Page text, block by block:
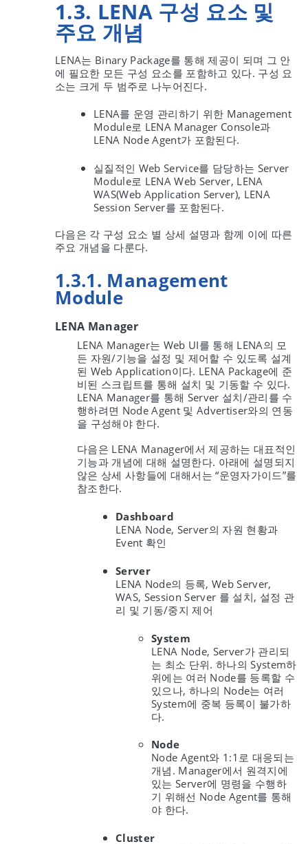
1.3. LENA 구성 요소 및
주요 개념
LENA는 Binary Package를 통해 제공이 되며 그 안
에 필요한 모든 구성 요소를 포함하고 있다. 구성 요
소는 크게 두 범주로 나누어진다.
LENA를 운영 관리하기 위한 Management
Module로 LENA Manager Console과
LENA Node Agent가 포함된다.
실질적인 Web Service를 담당하는 Server
Module로 LENA Web Server, LENA
WAS(Web Application Server), LENA
Session Server를 포함된다.
다음은 각 구성 요소 별 상세 설명과 함께 이에 따른
주요 개념을 다룬다.
1.3.1. Management
Module
LENA Manager
LENA Manager는 Web UI를 통해 LENA의 모
든 자원/기능을 설정 및 제어할 수 있도록 설계
된 Web Application이다. LENA Package에 준
비된 스크립트를 통해 설치 및 기동할 수 있다.
LENA Manager를 통해 Server 설치/관리를 수
행하려면 Node Agent 및 Advertiser와의 연동
을 구성해야 한다.
다음은 LENA Manager에서 제공하는 대표적인
기능과 개념에 대해 설명한다. 아래에 설명되지
않은 상세 사항들에 대해서는 “운영자가이드”를
참조한다.
Dashboard
LENA Node, Server의 자원 현황과
Event 확인
Server
LENA Node의 등록, Web Server,
WAS, Session Server 를 설치, 설정 관
리 및 기동/중지 제어
System
LENA Node, Server가 관리되
는 최소 단위. 하나의 System하
위에는 여러 Node를 등록할 수
있으나, 하나의 Node는 여러
System에 중복 등록이 불가하
다.
Node
Node Agent와 1:1로 대응되는
개념. Manager에서 원격지에
있는 Server에 명령을 수행하
기 위해선 Node Agent를 통해
야 한다.
Cluster